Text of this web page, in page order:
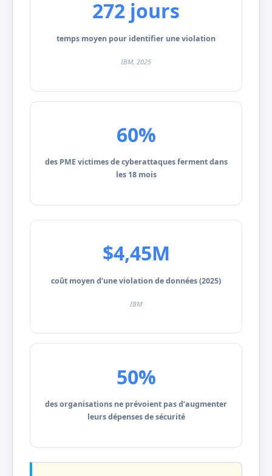
272 jours
temps moyen pour identifier une violation
IBM, 2025
60%
des PME victimes de cyberattaques ferment dans
les 18 mois
$4,45M
coût moyen d’une violation de données (2025)
IBM
50%
des organisations ne prévoient pas d’augmenter
leurs dépenses de sécurité